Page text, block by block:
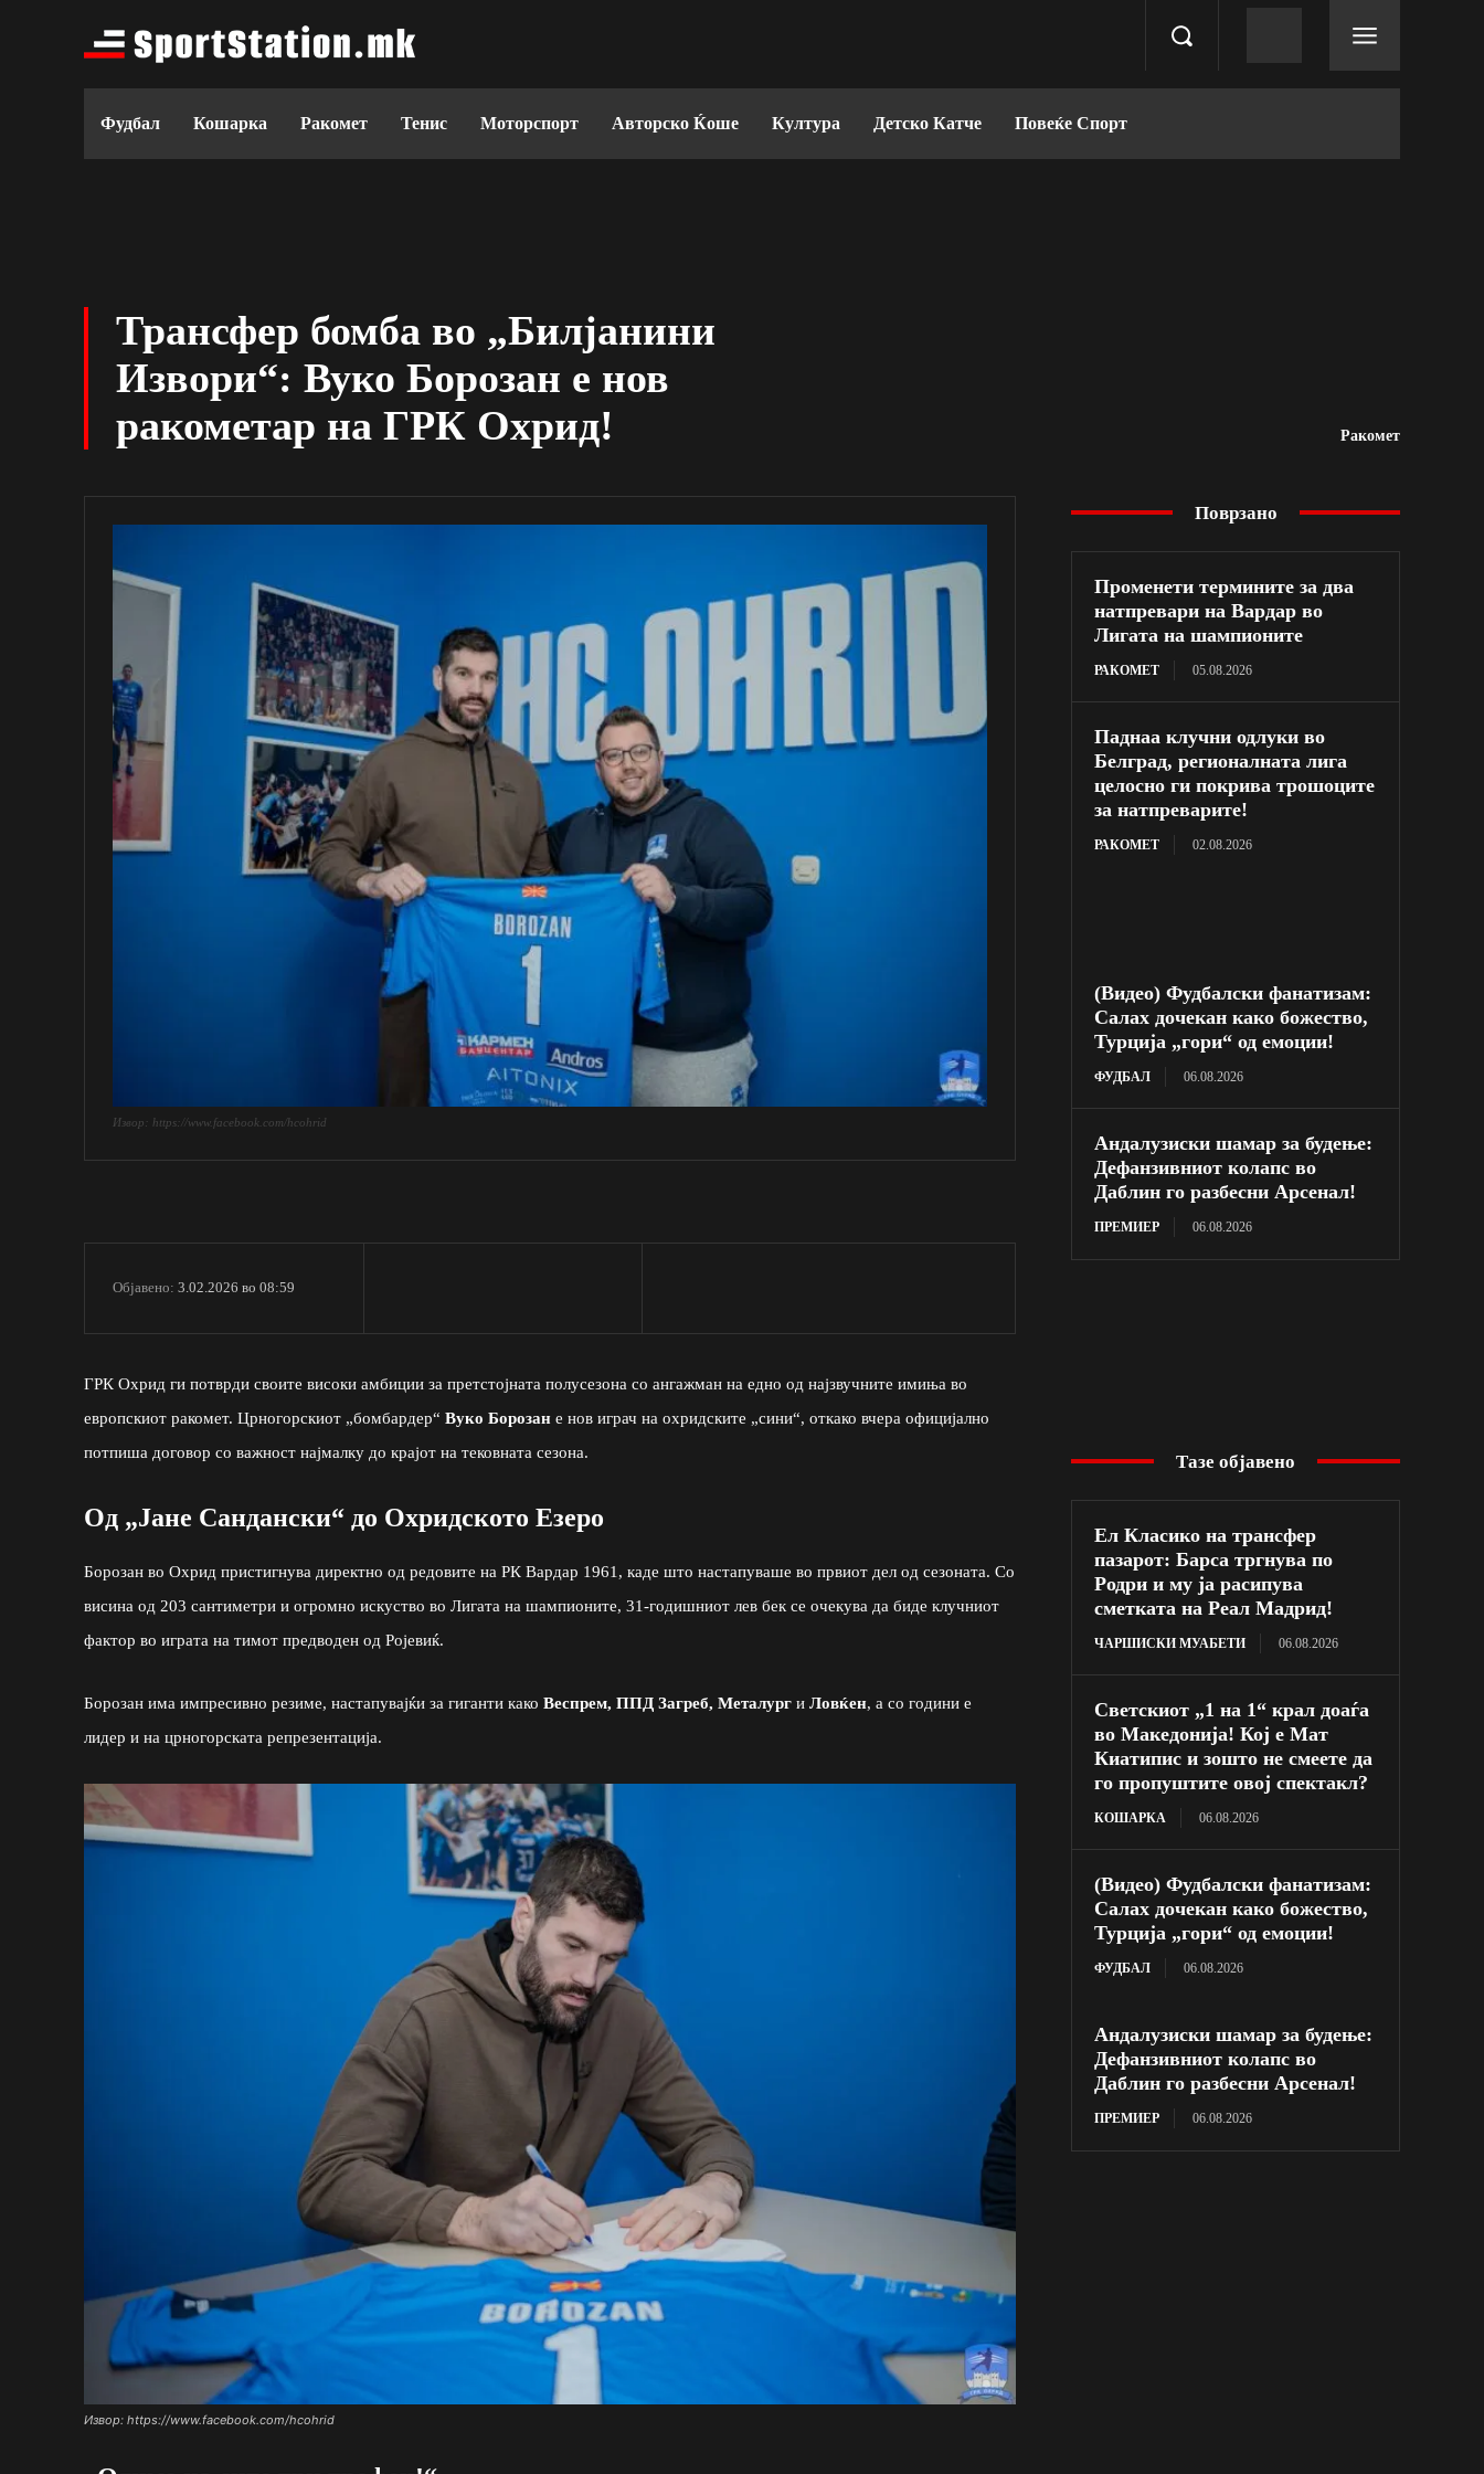
Фудбал Кошарка Ракомет Тенис Моторспорт Авторско Ќоше Култура Детско Катче Повеќе Спорт
Трансфер бомба во „Билјанини
Извори“: Вуко Борозан е нов
ракометар на ГРК Охрид!
Ракомет
Извор: https://www.facebook.com/hcohrid
Објавено: 3.02.2026 во 08:59
ГРК Охрид ги потврди своите високи амбиции за претстојната полусезона со ангажман на едно од најзвучните имиња во
европскиот ракомет. Црногорскиот „бомбардер“ Вуко Борозан е нов играч на охридските „сини“, откако вчера официјално
потпиша договор со важност најмалку до крајот на тековната сезона.
Од „Јане Сандански“ до Охридското Езеро
Борозан во Охрид пристигнува директно од редовите на РК Вардар 1961, каде што настапуваше во првиот дел од сезоната. Со
висина од 203 сантиметри и огромно искуство во Лигата на шампионите, 31-годишниот лев бек се очекува да биде клучниот
фактор во играта на тимот предводен од Ројевиќ.
Борозан има импресивно резиме, настапувајќи за гиганти како Веспрем, ППД Загреб, Металург и Ловќен, а со години е
лидер и на црногорската репрезентација.
Извор: https://www.facebook.com/hcohrid
Поврзано
Променети термините за два
натпревари на Вардар во
Лигата на шампионите
РАКОМЕТ 05.08.2026
Паднаа клучни одлуки во
Белград, регионалната лига
целосно ги покрива трошоците
за натпреварите!
РАКОМЕТ 02.08.2026
(Видео) Фудбалски фанатизам:
Салах дочекан како божество,
Турција „гори“ од емоции!
ФУДБАЛ 06.08.2026
Андалузиски шамар за будење:
Дефанзивниот колапс во
Даблин го разбесни Арсенал!
ПРЕМИЕР 06.08.2026
Тазе објавено
Ел Класико на трансфер
пазарот: Барса тргнува по
Родри и му ја расипува
сметката на Реал Мадрид!
ЧАРШИСКИ МУАБЕТИ 06.08.2026
Светскиот „1 на 1“ крал доаѓа
во Македонија! Кој е Мат
Киатипис и зошто не смеете да
го пропуштите овој спектакл?
КОШАРКА 06.08.2026
(Видео) Фудбалски фанатизам:
Салах дочекан како божество,
Турција „гори“ од емоции!
ФУДБАЛ 06.08.2026
Андалузиски шамар за будење:
Дефанзивниот колапс во
Даблин го разбесни Арсенал!
ПРЕМИЕР 06.08.2026